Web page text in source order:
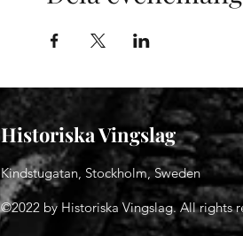
Historiska Vingslag
Kindstugatan, Stockholm, Sweden
©2022 by Historiska Vingslag. All rights